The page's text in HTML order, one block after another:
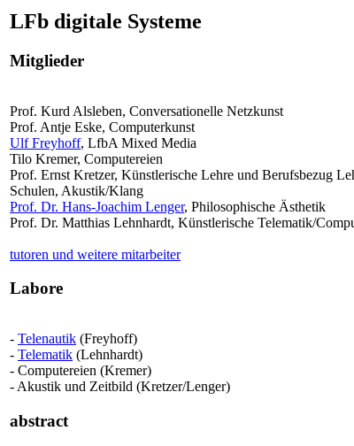
LFb digitale Systeme
Mitglieder
Prof. Kurd Alsleben, Conversationelle Netzkunst
Prof. Antje Eske, Computerkunst
Ulf Freyhoff, LfbA Mixed Media
Tilo Kremer, Computereien
Prof. Ernst Kretzer, Künstlerische Lehre und Berufsbezug
Schulen, Akustik/Klang
Prof. Dr. Hans-Joachim Lenger, Philosophische Ästhetik
Prof. Dr. Matthias Lehnhardt, Künstlerische Telematik/
tutoren und weitere mitarbeiter
Labore
- Telenautik (Freyhoff)
- Telematik (Lehnhardt)
- Computereien (Kremer)
- Akustik und Zeitbild (Kretzer/Lenger)
abstract